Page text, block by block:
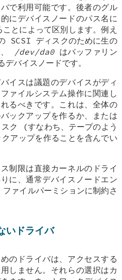
で利用可能です。後者のグル
にデバイスノードのパス名に
とによって区別します。例え
SCSI ディスクのために生の
/dev/da0はバッファリン
バイスノードです。
イスは議題のデバイスがディ
ァイルシステム操作に関連し
るべきです。これは、全体の
ックアップを作るか、または
ク (すなわち、テープのよう
アップを作ることを含んでい
制限は直接カーネルのドライ
に、通常デバイスノードエン
ァイルパーミションに制約さ
いドライバ
のドライバは、アクセスする
しません。それらの選択はカ